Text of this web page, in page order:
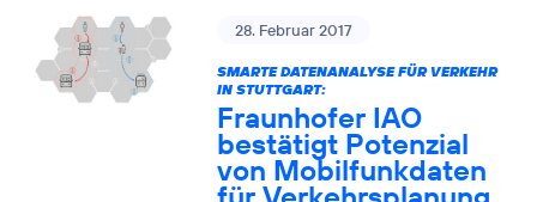
28. Februar 2017
SMARTE DATENANALYSE FÜR VERKEHR
IN STUTTGART:
Fraunhofer IAO
bestätigt Potenzial
von Mobilfunkdaten